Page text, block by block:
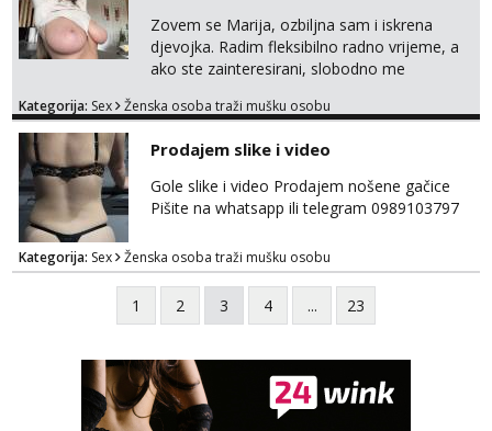
Zovem se Marija, ozbiljna sam i iskrena
djevojka. Radim fleksibilno radno vrijeme, a
ako ste zainteresirani, slobodno me
broj☎️:+385 92 451 2472
Kategorija: Sex Ženska osoba traži mušku osobu
Prodajem slike i video
Gole slike i video Prodajem nošene gačice
Pišite na whatsapp ili telegram 0989103797
Kategorija: Sex Ženska osoba traži mušku osobu
1 2 3 4 ... 23